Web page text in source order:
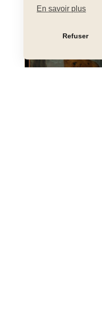
En savoir plus
Refuser